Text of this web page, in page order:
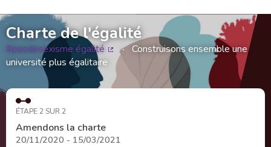
Charte de l'égalité
#pasdesexisme égalité
(Lien externe)
Construisons ensemble une
université plus égalitaire
ÉTAPE 2 SUR 2
Amendons la charte
20/11/2020 - 15/03/2021